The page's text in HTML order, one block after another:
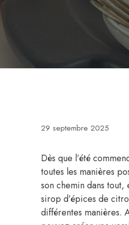
29 septembre 2025
Dès que l’été
toutes les manières
son chemin dans tout,
sirop d’épices de
différentes manières.